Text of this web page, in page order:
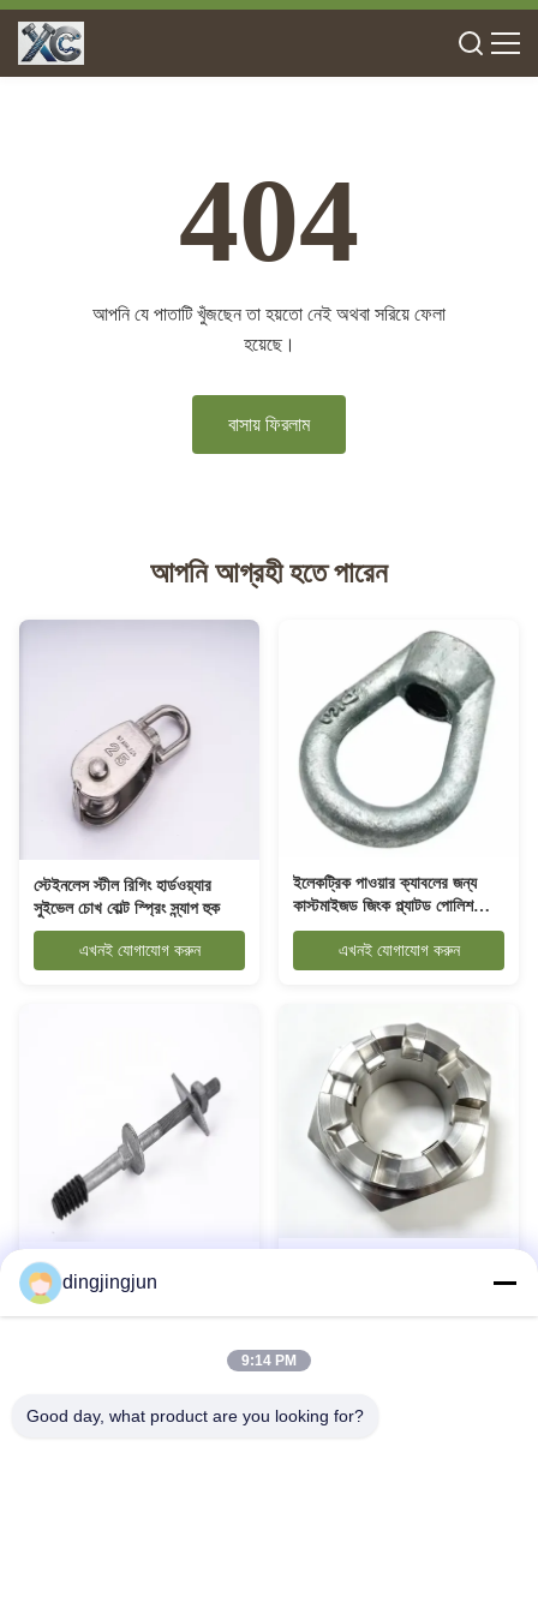
404
আপনি যে পাতাটি খুঁজছেন তা হয়তো নেই অথবা সরিয়ে ফেলা
হয়েছে।
বাসায় ফিরলাম
আপনি আগ্রহী হতে পারেন
স্টেইনলেস স্টীল রিগিং হার্ডওয়্যার
সুইভেল চোখ বোল্ট স্প্রিং স্ন্যাপ হুক
এখনই যোগাযোগ করুন
ইলেকট্রিক পাওয়ার ক্যাবলের জন্য
কাস্টমাইজড জিংক প্ল্যাটড পোলিশ
ওভাল আই ওয়্যার রোপ ফিটিং
এখনই যোগাযোগ করুন
এইচডিজি হট ডিপ গ্যালভানাইজড
জিওমেট ড্যাক্রোমেট হেভি ডিউটি হেক্স
বোল্ট নাট ফ্ল্যাট স্প্রিং ওয়াশার সহ
dingjingjun
9:14 PM
Good day, what product are you looking for?